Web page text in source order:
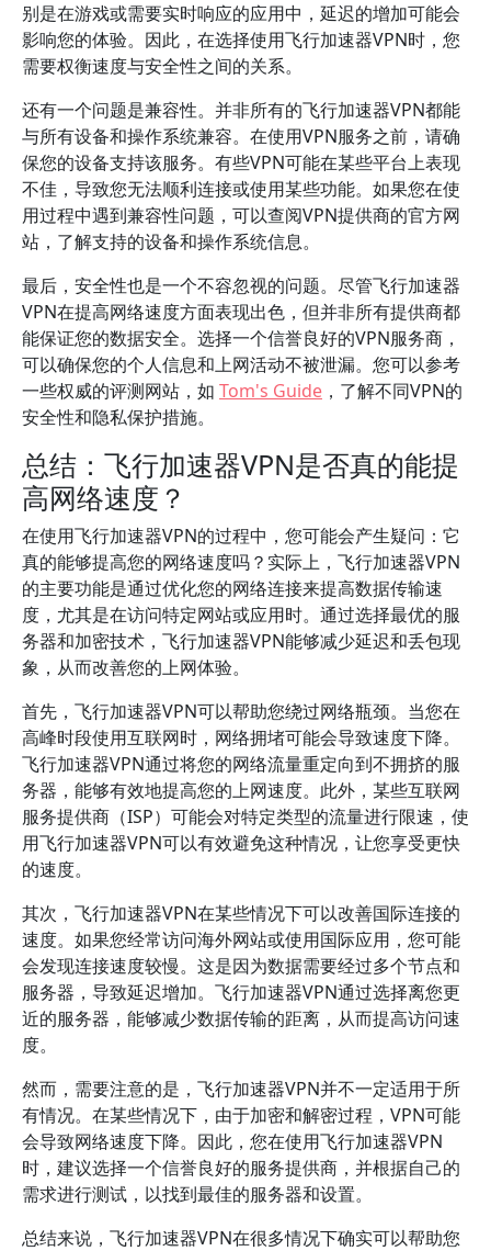
别是在游戏或需要实时响应的应用中，延迟的增加可能会
影响您的体验。因此，在选择使用飞行加速器VPN时，您
需要权衡速度与安全性之间的关系。
还有一个问题是兼容性。并非所有的飞行加速器VPN都能
与所有设备和操作系统兼容。在使用VPN服务之前，请确
保您的设备支持该服务。有些VPN可能在某些平台上表现
不佳，导致您无法顺利连接或使用某些功能。如果您在使
用过程中遇到兼容性问题，可以查阅VPN提供商的官方网
站，了解支持的设备和操作系统信息。
最后，安全性也是一个不容忽视的问题。尽管飞行加速器
VPN在提高网络速度方面表现出色，但并非所有提供商都
能保证您的数据安全。选择一个信誉良好的VPN服务商，
可以确保您的个人信息和上网活动不被泄漏。您可以参考
一些权威的评测网站，如 Tom's Guide ，了解不同VPN的
安全性和隐私保护措施。
总结：飞行加速器VPN是否真的能提
高网络速度？
在使用飞行加速器VPN的过程中，您可能会产生疑问：它
真的能够提高您的网络速度吗？实际上，飞行加速器VPN
的主要功能是通过优化您的网络连接来提高数据传输速
度，尤其是在访问特定网站或应用时。通过选择最优的服
务器和加密技术，飞行加速器VPN能够减少延迟和丢包现
象，从而改善您的上网体验。
首先，飞行加速器VPN可以帮助您绕过网络瓶颈。当您在
高峰时段使用互联网时，网络拥堵可能会导致速度下降。
飞行加速器VPN通过将您的网络流量重定向到不拥挤的服
务器，能够有效地提高您的上网速度。此外，某些互联网
服务提供商（ISP）可能会对特定类型的流量进行限速，使
用飞行加速器VPN可以有效避免这种情况，让您享受更快
的速度。
其次，飞行加速器VPN在某些情况下可以改善国际连接的
速度。如果您经常访问海外网站或使用国际应用，您可能
会发现连接速度较慢。这是因为数据需要经过多个节点和
服务器，导致延迟增加。飞行加速器VPN通过选择离您更
近的服务器，能够减少数据传输的距离，从而提高访问速
度。
然而，需要注意的是，飞行加速器VPN并不一定适用于所
有情况。在某些情况下，由于加密和解密过程，VPN可能
会导致网络速度下降。因此，您在使用飞行加速器VPN
时，建议选择一个信誉良好的服务提供商，并根据自己的
需求进行测试，以找到最佳的服务器和设置。
总结来说，飞行加速器VPN在很多情况下确实可以帮助您